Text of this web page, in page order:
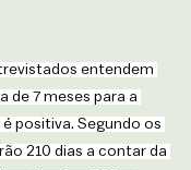
entendem
de 7 meses para a
positiva. Segundo os
210 dias a contar da